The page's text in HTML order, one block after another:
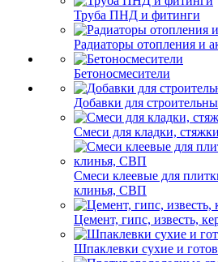
Труба ПНД и фитинги
Радиаторы отопления и
Бетоносмесители
Добавки для
Смеси для кладки,
Смеси клеевые для
клинья, СВП
Цемент, гипс, известь,
Шпаклевки сухие и